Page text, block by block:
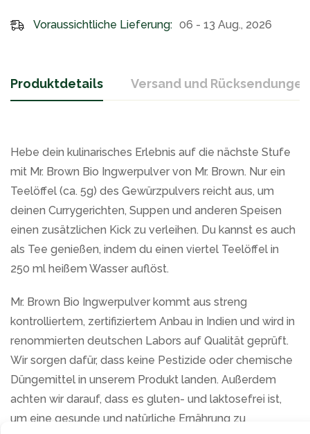
Voraussichtliche Lieferung: 06 - 13 Aug., 2026
Produktdetails Versand und Rücksendungen
Hebe dein kulinarisches Erlebnis auf die nächste Stufe
mit Mr. Brown Bio Ingwerpulver von Mr. Brown. Nur ein
Teelöffel (ca. 5g) des Gewürzpulvers reicht aus, um
deinen Currygerichten, Suppen und anderen Speisen
einen zusätzlichen Kick zu verleihen. Du kannst es auch
als Tee genießen, indem du einen viertel Teelöffel in
250 ml heißem Wasser auflöst.
Mr. Brown Bio Ingwerpulver kommt aus streng
kontrolliertem, zertifiziertem Anbau in Indien und wird in
renommierten deutschen Labors auf Qualität geprüft.
Wir sorgen dafür, dass keine Pestizide oder chemische
Düngemittel in unserem Produkt landen. Außerdem
achten wir darauf, dass es gluten- und laktosefrei ist,
um eine gesunde und natürliche Ernährung zu